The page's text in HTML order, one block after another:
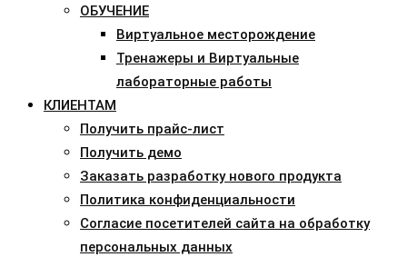
ОБУЧЕНИЕ
Виртуальное месторождение
Тренажеры и Виртуальные
лабораторные работы
КЛИЕНТАМ
Получить прайс-лист
Получить демо
Заказать разработку нового продукта
Политика конфиденциальности
Согласие посетителей сайта на обработку
персональных данных